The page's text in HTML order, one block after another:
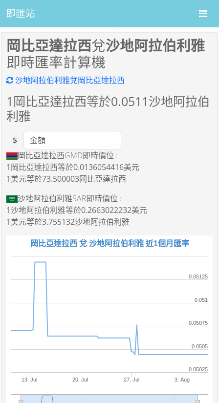
即匯站
岡比亞達拉西兌沙地阿拉伯利雅
即時匯率計算機
沙地阿拉伯利雅兌岡比亞達拉西
1 岡比亞達拉西等於0.0511沙地阿拉伯
利雅
Amount
$
岡比亞達拉西GMD即時價位 :
1岡比亞達拉西等於0.0136054416美元
1美元等於73.500003岡比亞達拉西
沙地阿拉伯利雅SAR即時價位 :
1沙地阿拉伯利雅等於0.2663022232美元
1美元等於3.755132沙地阿拉伯利雅
岡比亞達拉西 兌 沙地阿拉伯利雅 近1個月匯率
13. Jul 20. Jul 27. Jul 3. Aug
0.05025
0.0505
0.05075
0.051
0.05125